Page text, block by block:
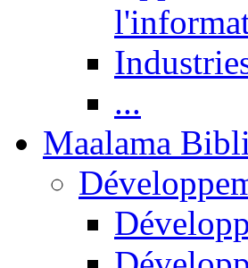
...
Maalama